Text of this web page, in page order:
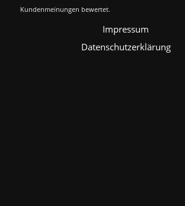
Kundenmeinungen bewertet.
Impressum
Datenschutzerklärung